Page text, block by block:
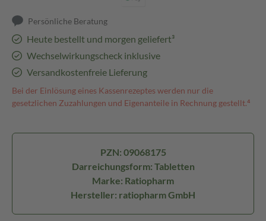
Persönliche Beratung
Heute bestellt und morgen geliefert³
Wechselwirkungscheck inklusive
Versandkostenfreie Lieferung
Bei der Einlösung eines Kassenrezeptes werden nur die
gesetzlichen Zuzahlungen und Eigenanteile in Rechnung gestellt.⁴
PZN: 09068175
Darreichungsform: Tabletten
Marke: Ratiopharm
Hersteller: ratiopharm GmbH